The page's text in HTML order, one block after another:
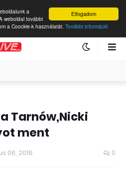
Elfogadom
a
weboldal további
a Coockie-k használatát. További információ
Tarnów,Nicki
ment
06, 2018 0